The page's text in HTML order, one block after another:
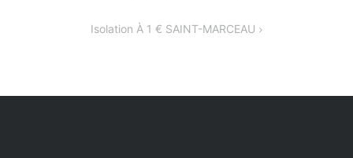
Isolation À 1 € SAINT-MARCEAU